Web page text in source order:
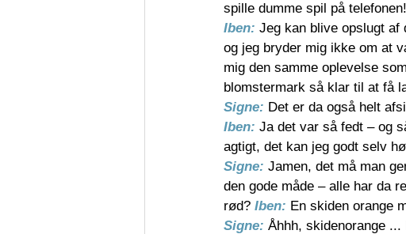
spille dumme spil på telefonen!
Iben: Jeg kan blive opslugt af
og jeg bryder mig ikke om at
mig den samme oplevelse
blomstermark så klar til at få
Signe: Det er da også helt
Iben: Ja det var så fedt – og
agtigt, det kan jeg godt selv
Signe: Jamen, det må man
den gode måde – alle har da
rød? Iben: En skiden orange
Signe: Åhhh, skidenorange